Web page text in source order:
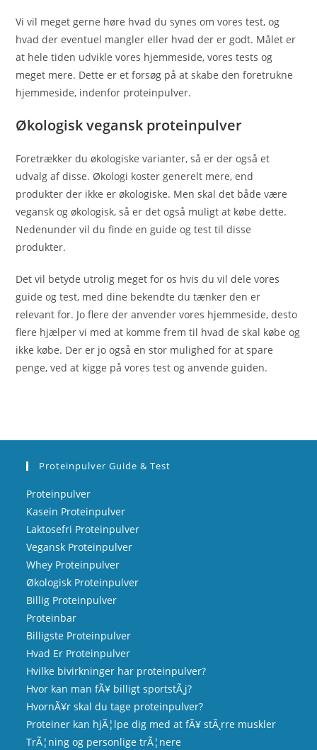
Vi vil meget gerne høre hvad du synes om vores test, og
hvad der eventuel mangler eller hvad der er godt. Målet er
at hele tiden udvikle vores hjemmeside, vores tests og
meget mere. Dette er et forsøg på at skabe den foretrukne
hjemmeside, indenfor proteinpulver.
Økologisk vegansk proteinpulver
Foretrækker du økologiske varianter, så er der også et
udvalg af disse. Økologi koster generelt mere, end
produkter der ikke er økologiske. Men skal det både være
vegansk og økologisk, så er det også muligt at købe dette.
Nedenunder vil du finde en guide og test til disse
produkter.
Det vil betyde utrolig meget for os hvis du vil dele vores
guide og test, med dine bekendte du tænker den er
relevant for. Jo flere der anvender vores hjemmeside, desto
flere hjælper vi med at komme frem til hvad de skal købe og
ikke købe. Der er jo også en stor mulighed for at spare
penge, ved at kigge på vores test og anvende guiden.
Proteinpulver Guide & Test
Proteinpulver
Kasein Proteinpulver
Laktosefri Proteinpulver
Vegansk Proteinpulver
Whey Proteinpulver
Økologisk Proteinpulver
Billig Proteinpulver
Proteinbar
Billigste Proteinpulver
Hvad Er Proteinpulver
Hvilke bivirkninger har proteinpulver?
Hvor kan man fÃ¥ billigt sportstÃ¸j?
HvornÃ¥r skal du tage proteinpulver?
Proteiner kan hjÃ¦lpe dig med at fÃ¥ stÃ¸rre muskler
TrÃ¦ning og personlige trÃ¦nere